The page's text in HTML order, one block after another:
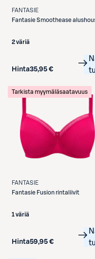
FANTASIE
FantasieSmoothease
2 väriä
Hinta35,95 €
Tarkista myymäläsaatavuus
FANTASIE
Fantasie Fusion rintaliivit
1 väriä
Hinta59,95 €